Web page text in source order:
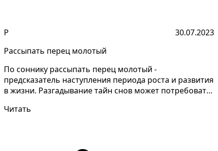
Р
30.07.2023
Рассыпать перец молотый
По соннику рассыпать перец молотый -
предсказатель наступления периода роста и развития
в жизни. Разгадывание тайн снов может потребовать
Читать